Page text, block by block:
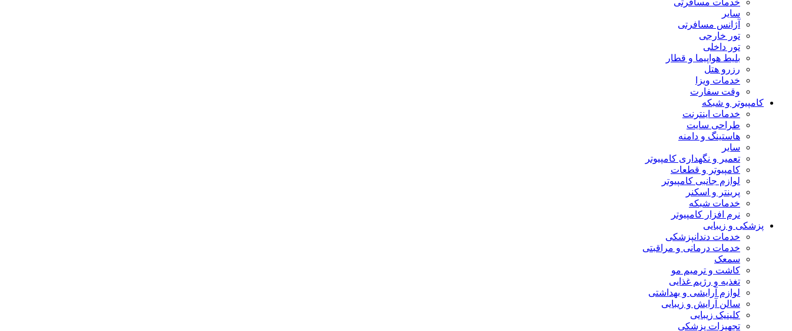
خدمات مسافرتی
سایر
آژانس مسافرتی
تور خارجی
تور داخلی
بلیط هواپیما و قطار
رزرو هتل
خدمات ویزا
وقت سفارت
کامپیوتر و شبکه
خدمات اینترنت
طراحی سایت
هاستینگ و دامنه
سایر
تعمیر و نگهداری کامپیوتر
کامپیوتر و قطعات
لوازم جانبی کامپیوتر
پرینتر و اسکنر
خدمات شبکه
نرم افزار کامپیوتر
پزشکی و زیبایی
خدمات دندانپزشکی
خدمات درمانی و مراقبتی
سمعک
کاشت و ترمیم مو
تغذیه و رژیم غذایی
لوازم آرایشی و بهداشتی
سالن آرایش و زیبایی
کلینیک زیبایی
تجهیزات پزشکی